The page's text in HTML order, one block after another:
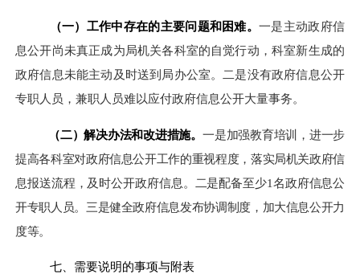
（一） 工作中存在的主要问题和困难。一是主动政府信
息公开尚未真正成为局机关各科室的自觉行动，科室新生成的
政府信息未能主动及时送到局办公室。二是没有政府信息公开
专职人员，兼职人员难以应付政府信息公开大量事务。
（二）解决办法和改进措施。一是加强教育培训，进一步
提高各科室对政府信息公开工作的重视程度，落实局机关政府信
息报送流程，及时公开政府信息。二是配备至少1名政府信息公
开专职人员。三是健全政府信息发布协调制度，加大信息公开力
度等。
七、 需要说明的事项与附表